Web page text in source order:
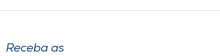
Receba as